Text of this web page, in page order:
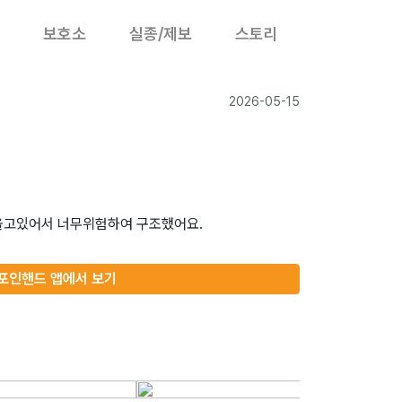
보호소 실종/제보 스토리
2026-05-15
있어서 너무위험하여 구조했어요.
인핸드 앱에서 보기